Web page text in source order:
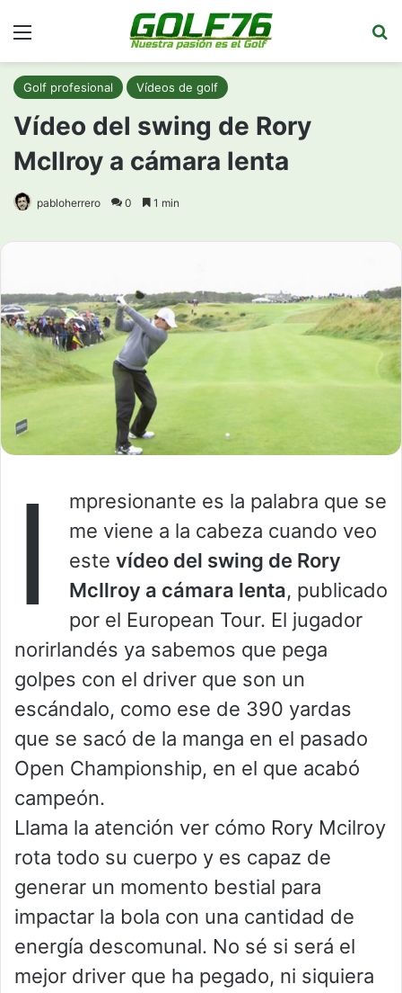
Golf profesional Vídeos de golf
Vídeo del swing de Rory
McIlroy a cámara lenta
pabloherrero 0 1 min
I
mpresionante es la palabra que se
me viene a la cabeza cuando veo
este vídeo del swing de Rory
McIlroy a cámara lenta, publicado
por el European Tour. El jugador
norirlandés ya sabemos que pega
golpes con el driver que son un
escándalo, como ese de 390 yardas
que se sacó de la manga en el pasado
Open Championship, en el que acabó
campeón.
Llama la atención ver cómo Rory Mcilroy
rota todo su cuerpo y es capaz de
generar un momento bestial para
impactar la bola con una cantidad de
energía descomunal. No sé si será el
mejor driver que ha pegado, ni siquiera